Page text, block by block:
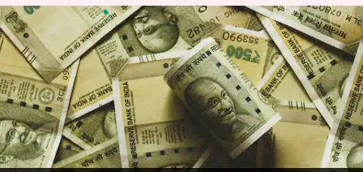
पिछले सप्ताह 7 कंपनियों के बाजार
मूल्यांकन को लगा झटका, 1.35
लाख करोड़ घटा
लेखन दिनेश चंद शर्मा Aug 03, 2025 10:56 am
क्या है खबर?